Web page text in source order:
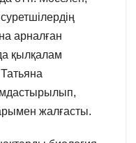
арналған
қылқалам
жалғасты.